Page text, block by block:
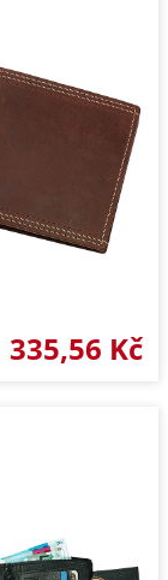
335,56 Kč